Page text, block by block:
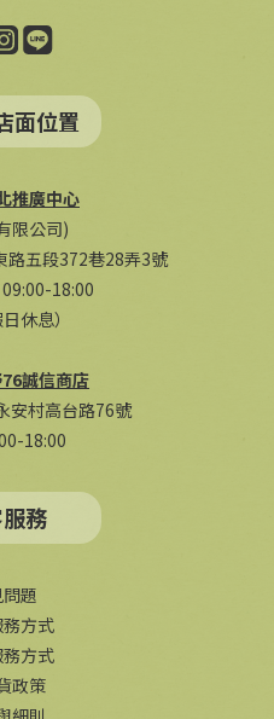
面位置
推廣中心
限公司)
路五段372巷28弄3號
18:00
休息）
誠信商店
安村高台路76號
18:00
務
題
方式
方式
政策